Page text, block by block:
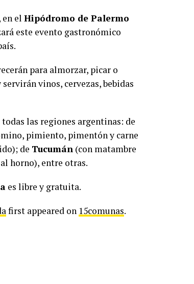
en el Hipódromo de Palermo
este evento gastronómico
para almorzar, picar o
vinos, cervezas, bebidas
las regiones argentinas: de
pimiento, pimentón y carne
de Tucumán (con matambre
horno), entre otras.
es libre y gratuita.
first appeared on 15comunas.